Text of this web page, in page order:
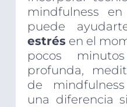
mindfulness
puede
estrés en el
pocos
profunda,
de
una diferencia